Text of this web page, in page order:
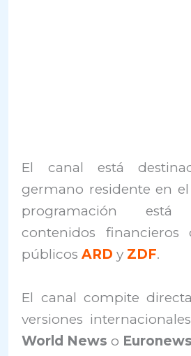
El canal está
germano residente en
programación
contenidos financieros
públicosARD y ZDF.
El canal compite
versiones
World News o Euronews